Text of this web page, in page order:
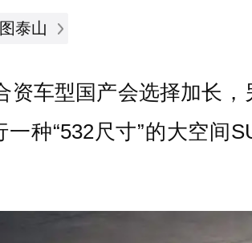
泰山
车型国产会选择加长，
种“532尺寸”的大空间